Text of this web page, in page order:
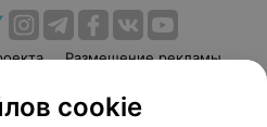
Размещение рекламы
Способы оплаты
cookie